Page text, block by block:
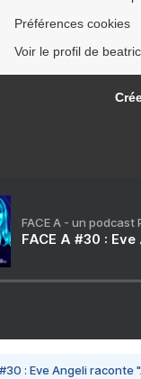
Préférences cookies
Voir le profil de
FACE A - un podcast
FACE A #30 :
#30 : Eve Angeli raconte